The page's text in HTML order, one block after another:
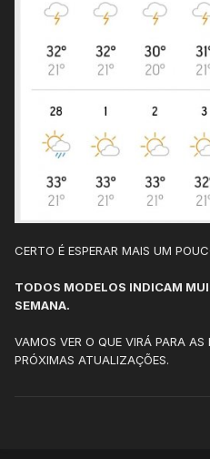
A partir de terça, a RMBH
CERTO É ESPERAR MAIS UM
TODOS MODELOS INDICAM
SEMANA.
VAMOS VER O QUE VIRÁ PARA
PRÓXIMAS ATUALIZAÇÕES.